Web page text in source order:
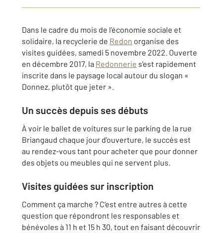
Dans le cadre du mois de l’économie sociale et
solidaire, la recyclerie de Redon organise des
visites guidées, samedi 5 novembre 2022. Ouverte
en décembre 2017, la Redonnerie s’est rapidement
inscrite dans le paysage local autour du slogan «
Donnez, plutôt que jeter ».
Un succès depuis ses débuts
À voir le ballet de voitures sur le parking de la rue
Briangaud chaque jour d’ouverture, le succès est
au rendez-vous tant pour acheter que pour donner
des objets ou meubles qui ne servent plus.
Visites guidées sur inscription
Comment ça marche ? C’est entre autres à cette
question que répondront les responsables et
bénévoles à 11 h et 15 h 30, tout en faisant découvrir